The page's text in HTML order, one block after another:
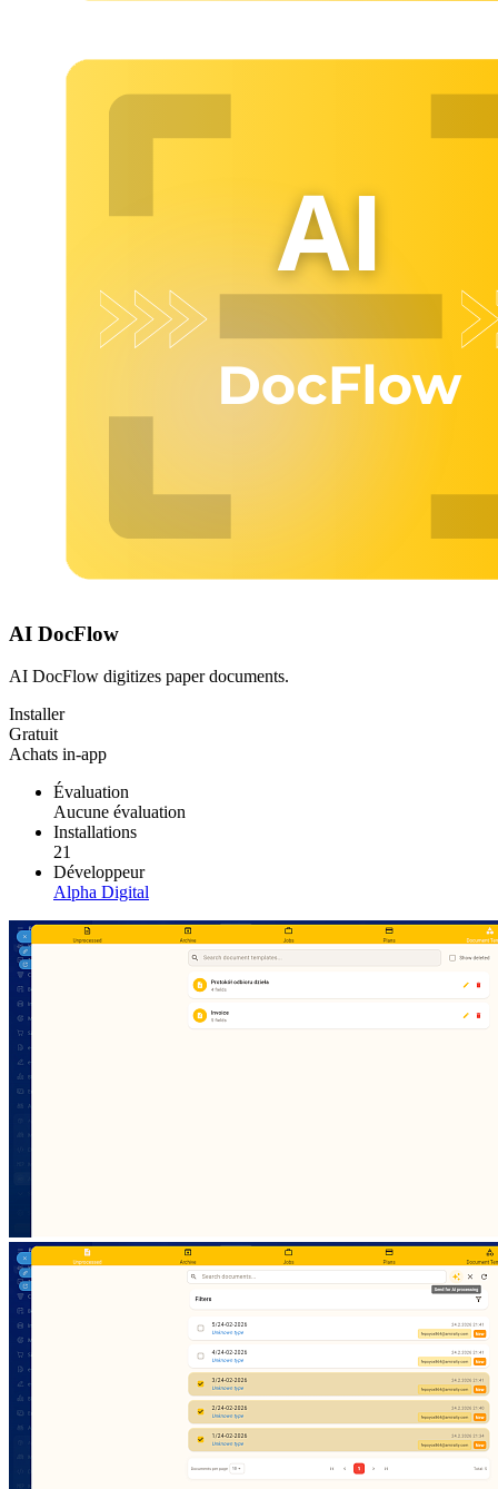
AI DocFlow
AI DocFlow digitizes paper documents.
Installer
Gratuit
Achats in-app
Évaluation
Aucune évaluation
Installations
21
Développeur
Alpha Digital